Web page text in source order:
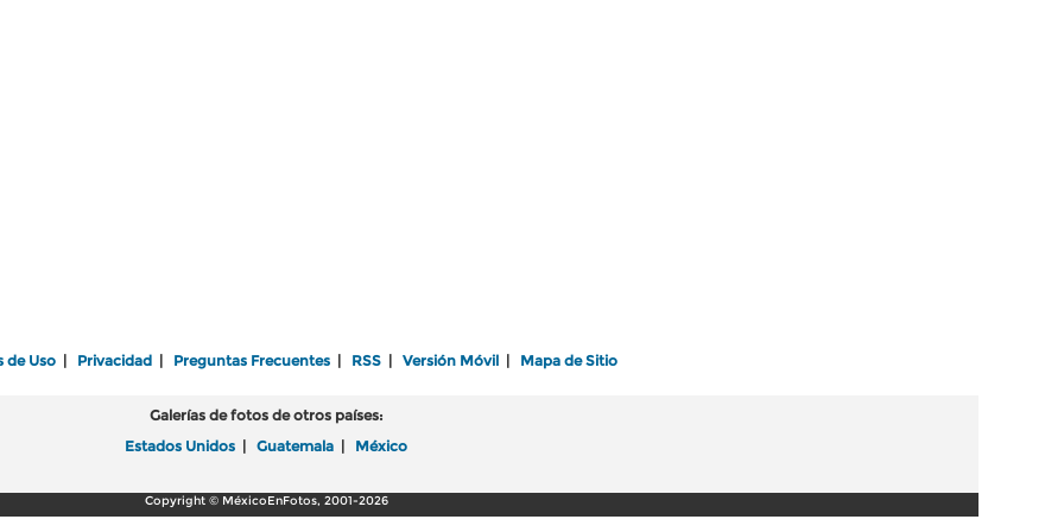
de Uso Privacidad Preguntas Frecuentes RSS Versión Móvil Mapa de Sitio
Galerías de fotos de otros países:
Estados Unidos
Guatemala México
Copyright © MéxicoEnFotos, 2001-2026